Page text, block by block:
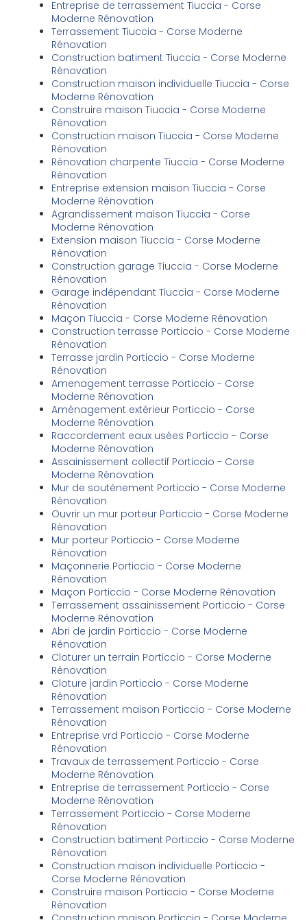
Entreprise de terrassement Tiuccia - Corse
Moderne Rénovation
Terrassement Tiuccia - Corse Moderne
Rénovation
Construction batiment Tiuccia - Corse Moderne
Rénovation
Construction maison individuelle Tiuccia - Corse
Moderne Rénovation
Construire maison Tiuccia - Corse Moderne
Rénovation
Construction maison Tiuccia - Corse Moderne
Rénovation
Rénovation charpente Tiuccia - Corse Moderne
Rénovation
Entreprise extension maison Tiuccia - Corse
Moderne Rénovation
Agrandissement maison Tiuccia - Corse
Moderne Rénovation
Extension maison Tiuccia - Corse Moderne
Rénovation
Construction garage Tiuccia - Corse Moderne
Rénovation
Garage indépendant Tiuccia - Corse Moderne
Rénovation
Maçon Tiuccia - Corse Moderne Rénovation
Construction terrasse Porticcio - Corse Moderne
Rénovation
Terrasse jardin Porticcio - Corse Moderne
Rénovation
Amenagement terrasse Porticcio - Corse
Moderne Rénovation
Aménagement extérieur Porticcio - Corse
Moderne Rénovation
Raccordement eaux usées Porticcio - Corse
Moderne Rénovation
Assainissement collectif Porticcio - Corse
Moderne Rénovation
Mur de soutènement Porticcio - Corse Moderne
Rénovation
Ouvrir un mur porteur Porticcio - Corse Moderne
Rénovation
Mur porteur Porticcio - Corse Moderne
Rénovation
Maçonnerie Porticcio - Corse Moderne
Rénovation
Maçon Porticcio - Corse Moderne Rénovation
Terrassement assainissement Porticcio - Corse
Moderne Rénovation
Abri de jardin Porticcio - Corse Moderne
Rénovation
Cloturer un terrain Porticcio - Corse Moderne
Rénovation
Cloture jardin Porticcio - Corse Moderne
Rénovation
Terrassement maison Porticcio - Corse Moderne
Rénovation
Entreprise vrd Porticcio - Corse Moderne
Rénovation
Travaux de terrassement Porticcio - Corse
Moderne Rénovation
Entreprise de terrassement Porticcio - Corse
Moderne Rénovation
Terrassement Porticcio - Corse Moderne
Rénovation
Construction batiment Porticcio - Corse Moderne
Rénovation
Construction maison individuelle Porticcio -
Corse Moderne Rénovation
Construire maison Porticcio - Corse Moderne
Rénovation